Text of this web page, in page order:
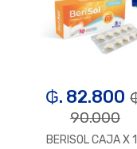
₲. 82.800
90.000
BERISOL CAJA X